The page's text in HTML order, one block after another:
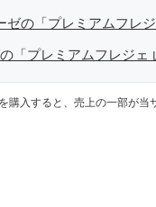
ゼの「プレミアムフレ
「プレミアムフレジ
入すると、売上の一部が当